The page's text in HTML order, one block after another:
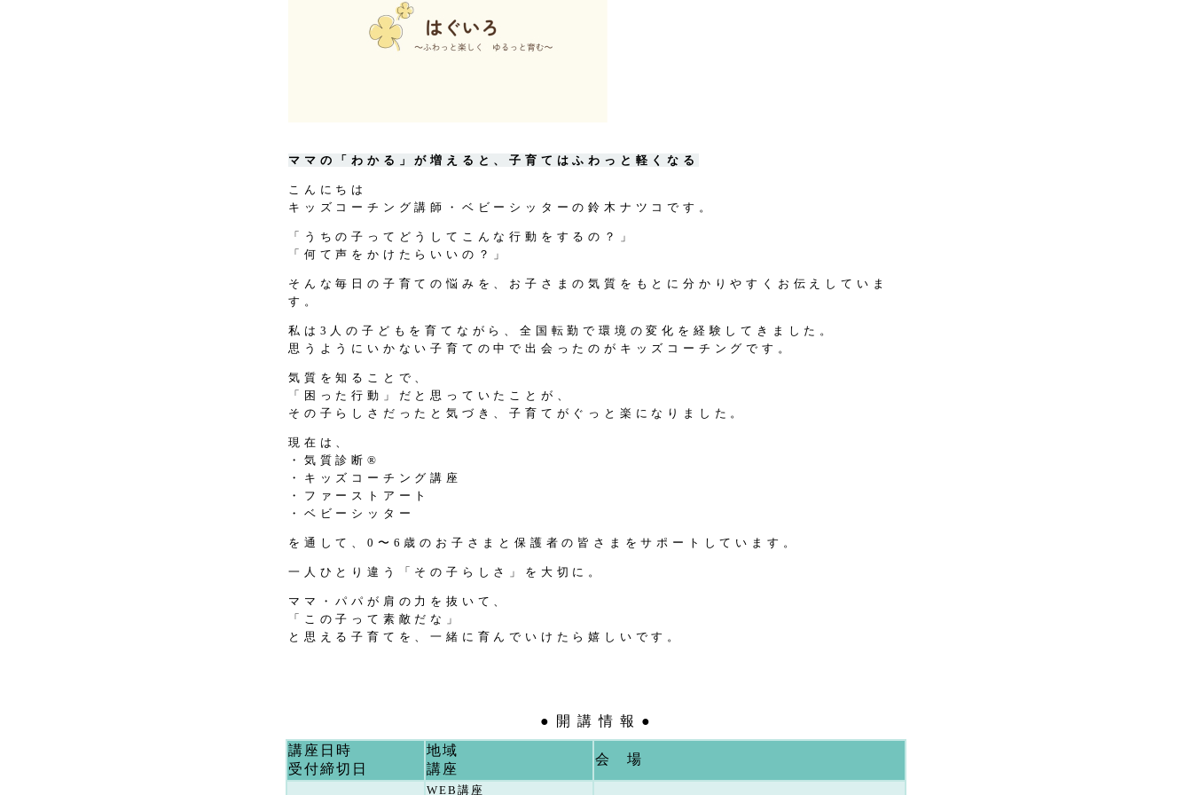
ママの「わかる」が増えると、子育てはふわっと軽くなる
こんにちは
キッズコーチング講師・ベビーシッターの鈴木ナツコです。
「うちの子ってどうしてこんな行動をするの？」
「何て声をかけたらいいの？」
そんな毎日の子育ての悩みを、お子さまの気質をもとに分かりやすくお伝えしていま
す。
私は3人の子どもを育てながら、全国転勤で環境の変化を経験してきました。
思うようにいかない子育ての中で出会ったのがキッズコーチングです。
気質を知ることで、
「困った行動」だと思っていたことが、
その子らしさだったと気づき、子育てがぐっと楽になりました。
現在は、
・気質診断®
・キッズコーチング講座
・ファーストアート
・ベビーシッター
を通して、0〜6歳のお子さまと保護者の皆さまをサポートしています。
一人ひとり違う「その子らしさ」を大切に。
ママ・パパが肩の力を抜いて、
「この子って素敵だな」
と思える子育てを、一緒に育んでいけたら嬉しいです。
● 開 講 情 報 ●
講座日時
受付締切日
地域
講座
会 場
WEB講座